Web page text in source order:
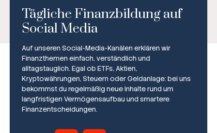
Broker-Vergleich
Tägliche Finanzbildung auf
Social Media
Auf unseren Social-Media-Kanälen erklären wir
Finanzthemen einfach, verständlich und
alltagstauglich. Egal ob ETFs, Aktien,
Kryptowährungen, Steuern oder Geldanlage: bei uns
bekommst du regelmäßig neue Inhalte rund um
langfristigen Vermögensaufbau und smartere
Finanzentscheidungen.